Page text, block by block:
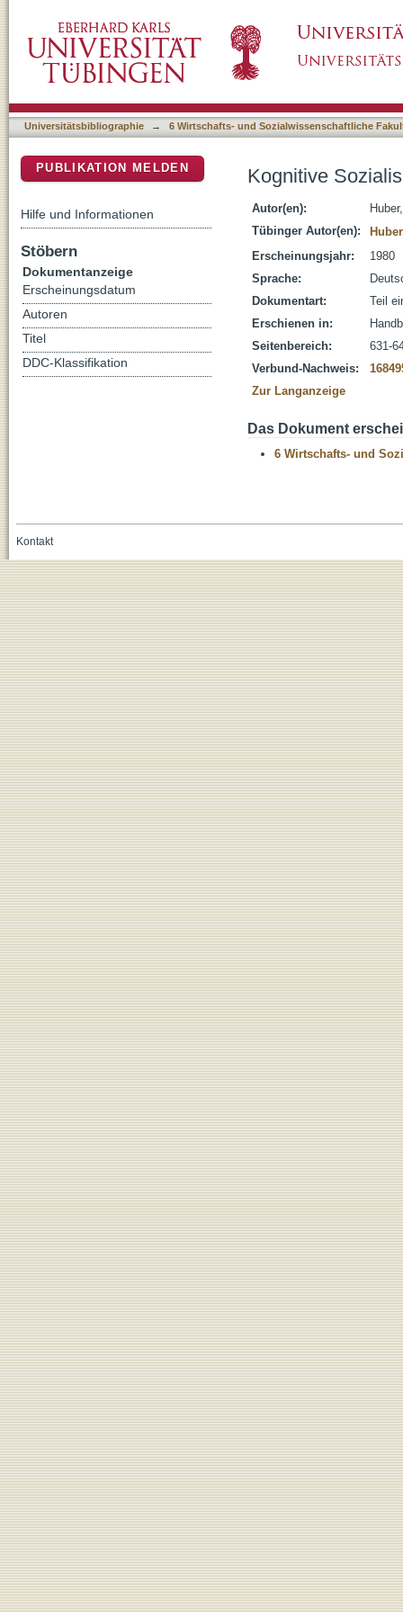
Universitätsbibliographie → 6 Wirtschafts- und Sozialwissenschaftliche
Kognitive
Autor(en):
Tübinger Autor(en):
Erscheinungsjahr:
1980
Sprache:
Dokumentart:
Teil
Erschienen in:
Seitenbereich:
631-
Verbund-Nachweis:
Zur Langanzeige
Das Dokument
6 Wirtschafts- und
PUBLIKATION MELDEN
Hilfe und Informationen
Stöbern
Dokumentanzeige
Erscheinungsdatum
Autoren
Titel
DDC-Klassifikation
Kontakt